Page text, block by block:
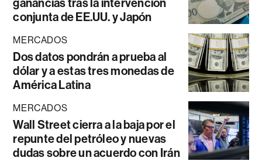
ganancias tras la intervención
conjunta de EE.UU. y Japón
MERCADOS
Dos datos pondrán a prueba al
dólar y a estas tres monedas de
América Latina
MERCADOS
Wall Street cierra a la baja por el
repunte del petróleo y nuevas
dudas sobre un acuerdo con Irán